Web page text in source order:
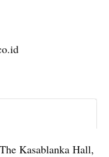
Kasablanka Hall,